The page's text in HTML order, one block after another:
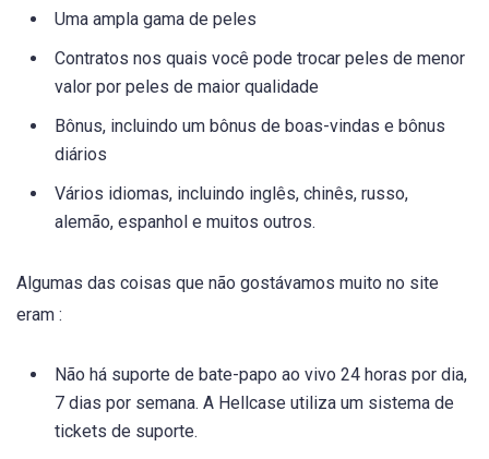
Uma ampla gama de peles
Contratos nos quais você pode trocar peles de menor
valor por peles de maior qualidade
Bônus, incluindo um bônus de boas-vindas e bônus
diários
Vários idiomas, incluindo inglês, chinês, russo,
alemão, espanhol e muitos outros.
Algumas das coisas que não gostávamos muito no site
eram :
Não há suporte de bate-papo ao vivo 24 horas por dia,
7 dias por semana. A Hellcase utiliza um sistema de
tickets de suporte.